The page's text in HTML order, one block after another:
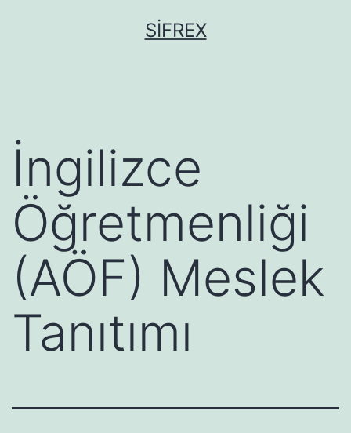
SIFREX
İngilizce
Öğretmenliği
(AÖF) Meslek
Tanıtımı